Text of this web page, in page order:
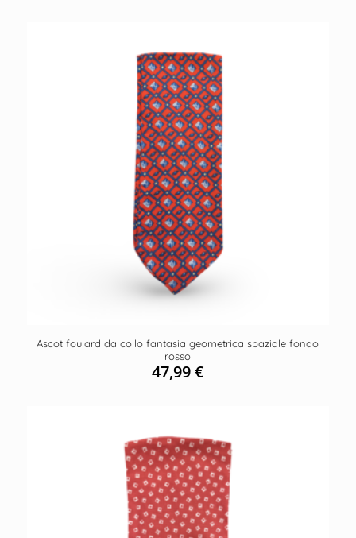
Ascot foulard da collo fantasia geometrica spaziale fondo
rosso
47,99€